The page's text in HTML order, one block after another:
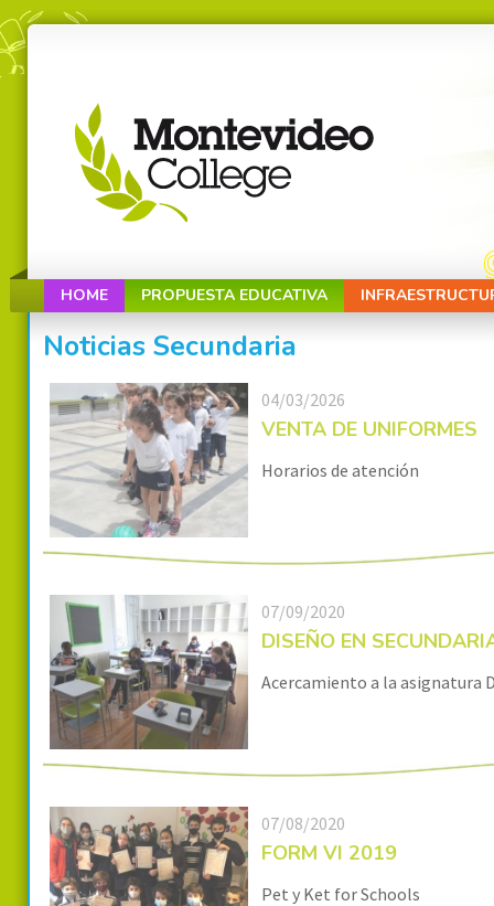
HOME PROPUESTA EDUCATIVA
Noticias Secundaria
04/03/2026
VENTA DE UNIFORMES
Horarios de atención
07/09/2020
DISEÑO EN
Acercamiento a la asignatura
07/08/2020
FORM VI 2019
Pet y Ket for Schools